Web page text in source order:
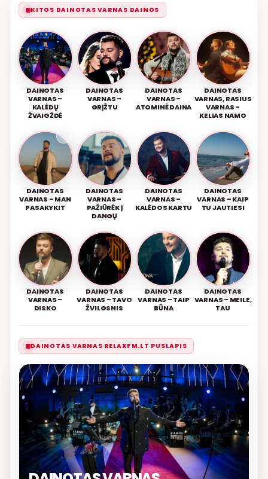
KITOS DAINOTAS VARNAS DAINOS
DAINOTAS
VARNAS –
KALĖDŲ
ŽVAIGŽDĖ
DAINOTAS
VARNAS –
GRĮŽTU
DAINOTAS
VARNAS –
ATOMINĖ DAINA
DAINOTAS
VARNAS, RASIUS
VARNAS –
KELIAS NAMO
DAINOTAS
VARNAS – MAN
PASAKYKIT
DAINOTAS
VARNAS –
PAŽIŪRĖK Į
DANGŲ
DAINOTAS
VARNAS –
KALĖDOS KARTU
DAINOTAS
VARNAS – KAIP
TU JAUTIESI
DAINOTAS
VARNAS –
DISKO
DAINOTAS
VARNAS – TAVO
ŽVILGSNIS
DAINOTAS
VARNAS – TAIP
BŪNA
DAINOTAS
VARNAS – MEILE,
TAU
DAINOTAS VARNAS RELAXFM.LT PUSLAPIS